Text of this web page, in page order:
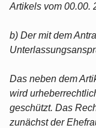
Artikels vom 00.00.
b) Der mit dem
Das neben dem
wird
geschützt. Das
zunächst der